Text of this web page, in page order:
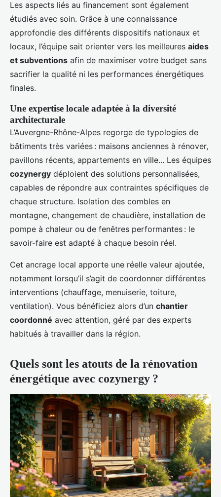
Les aspects liés au financement sont également
étudiés avec soin. Grâce à une connaissance
approfondie des différents dispositifs nationaux et
locaux, l’équipe sait orienter vers les meilleures aides
et subventions afin de maximiser votre budget sans
sacrifier la qualité ni les performances énergétiques
finales.
Une expertise locale adaptée à la diversité
architecturale
L’Auvergne-Rhône-Alpes regorge de typologies de
bâtiments très variées : maisons anciennes à rénover,
pavillons récents, appartements en ville... Les équipes
cozynergy déploient des solutions personnalisées,
capables de répondre aux contraintes spécifiques de
chaque structure. Isolation des combles en
montagne, changement de chaudière, installation de
pompe à chaleur ou de fenêtres performantes : le
savoir-faire est adapté à chaque besoin réel.
Cet ancrage local apporte une réelle valeur ajoutée,
notamment lorsqu’il s’agit de coordonner différentes
interventions (chauffage, menuiserie, toiture,
ventilation). Vous bénéficiez alors d’un chantier
coordonné avec attention, géré par des experts
habitués à travailler dans la région.
Quels sont les atouts de la rénovation
énergétique avec cozynergy ?